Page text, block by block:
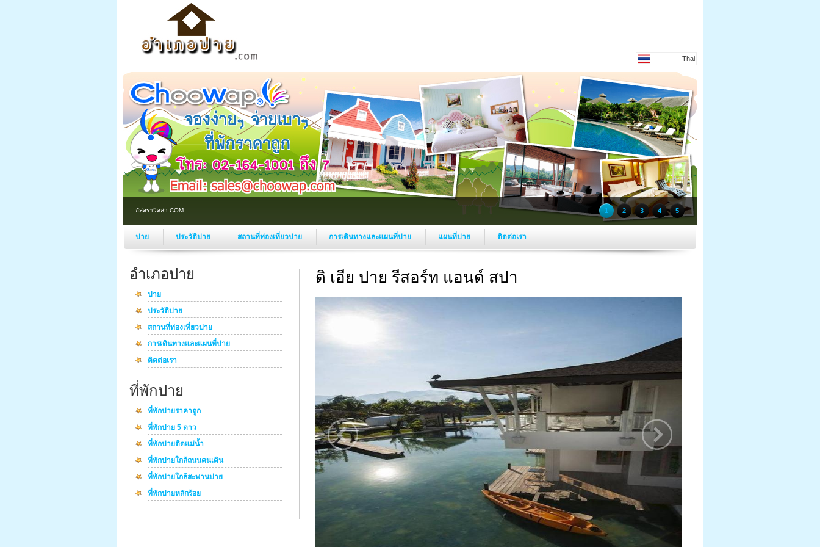
Thai
อัสสราวิลล่า.COM 1 2 3 4 5
ปาย ประวัติปาย สถานที่ท่องเที่ยวปาย การเดินทางและแผนที่ปาย แผนที่ปาย ติดต่อเรา
อำเภอปาย
ปาย
ประวัติปาย
สถานที่ท่องเที่ยวปาย
การเดินทางและแผนที่ปาย
ติดต่อเรา
ที่พักปาย
ที่พักปายราคาถูก
ที่พักปาย 5 ดาว
ที่พักปายติดแม่น้ำ
ที่พักปายใกล้ถนนคนเดิน
ที่พักปายใกล้สะพานปาย
ที่พักปายหลักร้อย
ดิ เอีย ปาย รีสอร์ท แอนด์ สปา